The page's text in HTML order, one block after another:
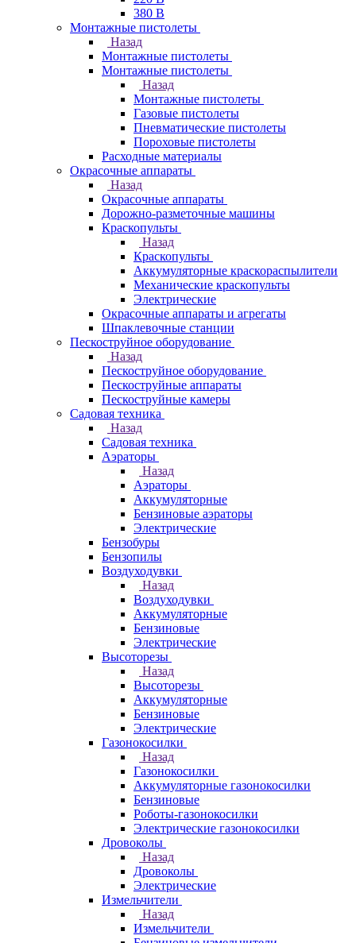
380 В
Монтажные пистолеты
Назад
Монтажные пистолеты
Монтажные пистолеты
Назад
Монтажные пистолеты
Газовые пистолеты
Пневматические пистолеты
Пороховые пистолеты
Расходные материалы
Окрасочные аппараты
Назад
Окрасочные аппараты
Дорожно-разметочные машины
Краскопульты
Назад
Краскопульты
Аккумуляторные краскораспылители
Механические краскопульты
Электрические
Окрасочные аппараты и агрегаты
Шпаклевочные станции
Пескоструйное оборудование
Назад
Пескоструйное оборудование
Пескоструйные аппараты
Пескоструйные камеры
Садовая техника
Назад
Садовая техника
Аэраторы
Назад
Аэраторы
Аккумуляторные
Бензиновые аэраторы
Электрические
Бензобуры
Бензопилы
Воздуходувки
Назад
Воздуходувки
Аккумуляторные
Бензиновые
Электрические
Высоторезы
Назад
Высоторезы
Аккумуляторные
Бензиновые
Электрические
Газонокосилки
Назад
Газонокосилки
Аккумуляторные газонокосилки
Бензиновые
Роботы-газонокосилки
Электрические газонокосилки
Дровоколы
Назад
Дровоколы
Электрические
Измельчители
Назад
Измельчители